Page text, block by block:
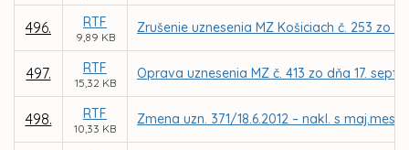
496. RTF
9,89 KB
Zrušenie uznesenia MZ Košiciach č. 253 zo
497. RTF
15,32 KB
Oprava uznesenia MZ č. 413 zo dňa 17.
498. RTF
10,33 KB
Zmena uzn. 371/18.6.2012 – nakl. s